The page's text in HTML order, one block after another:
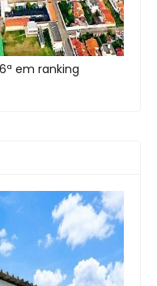
em ranking